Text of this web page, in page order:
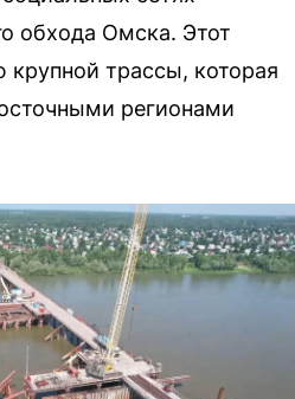
обхода Омска. Этот
крупной трассы, которая
регионами